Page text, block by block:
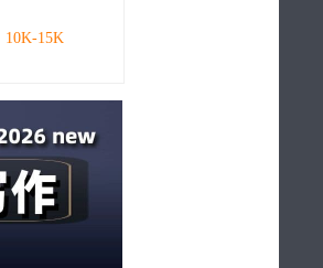
10K-15K